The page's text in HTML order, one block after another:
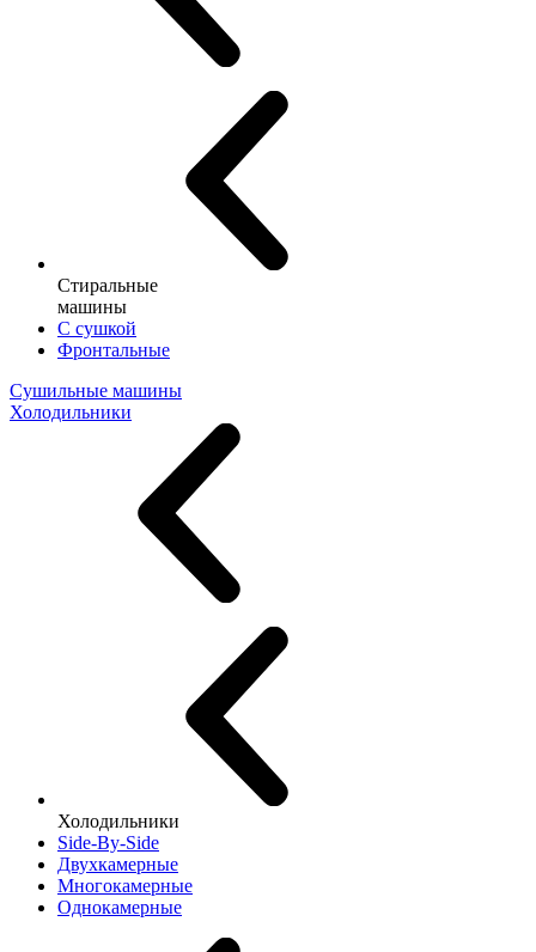
Стиральные
машины
С сушкой
Фронтальные
Сушильные машины
Холодильники
Холодильники
Side-By-Side
Двухкамерные
Многокамерные
Однокамерные